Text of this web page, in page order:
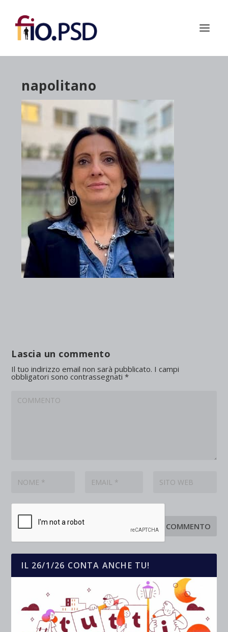
napolitano
Lascia un commento
Il tuo indirizzo email non sarà pubblicato. I campi
obbligatori sono contrassegnati*
IL 26/1/26 CONTA ANCHE TU!